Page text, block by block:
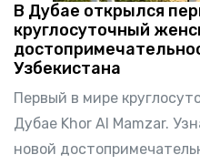
В Дубае открылся
круглосуточный
Узбекистана
Первый в мире
Дубае Khor Al Mamzar.
новой